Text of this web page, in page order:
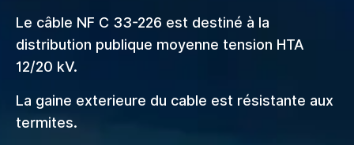
Le câble NF C 33-226 est destiné à la
distribution publique moyenne tension HTA
12/20 kV.
La gaine exterieure du cable est résistante aux
termites.